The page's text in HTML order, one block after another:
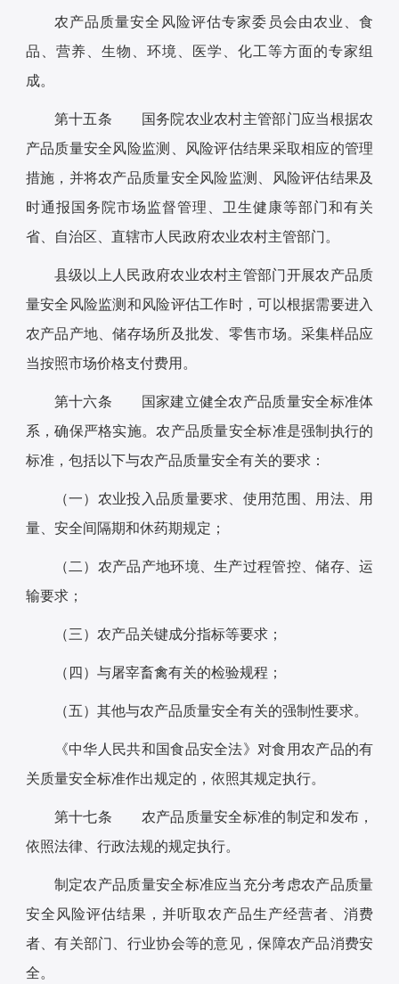
农产品质量安全风险评估专家委员会由农业、食
品、营养、生物、环境、医学、化工等方面的专家组
成。
第十五条 国务院农业农村主管部门应当根据农
产品质量安全风险监测、风险评估结果采取相应的管理
措施，并将农产品质量安全风险监测、风险评估结果及
时通报国务院市场监督管理、卫生健康等部门和有关
省、自治区、直辖市人民政府农业农村主管部门。
县级以上人民政府农业农村主管部门开展农产品质
量安全风险监测和风险评估工作时，可以根据需要进入
农产品产地、储存场所及批发、零售市场。采集样品应
当按照市场价格支付费用。
第十六条 国家建立健全农产品质量安全标准体
系，确保严格实施。农产品质量安全标准是强制执行的
标准，包括以下与农产品质量安全有关的要求：
（一）农业投入品质量要求、使用范围、用法、用
量、安全间隔期和休药期规定；
（二）农产品产地环境、生产过程管控、储存、运
输要求；
（三）农产品关键成分指标等要求；
（四）与屠宰畜禽有关的检验规程；
（五）其他与农产品质量安全有关的强制性要求。
《中华人民共和国食品安全法》对食用农产品的有
关质量安全标准作出规定的，依照其规定执行。
第十七条 农产品质量安全标准的制定和发布，
依照法律、行政法规的规定执行。
制定农产品质量安全标准应当充分考虑农产品质量
安全风险评估结果，并听取农产品生产经营者、消费
者、有关部门、行业协会等的意见，保障农产品消费安
全。